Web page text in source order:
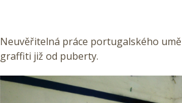
Neuvěřitelná práce portugalského
graffiti již od puberty.